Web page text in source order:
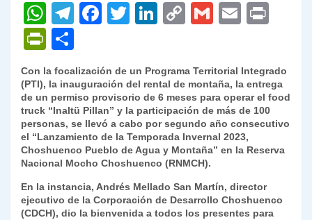
W
h
at
s
A
p
p
T
gr
a
m
F
e
b
o
o
k
T
er
Li
e
dI
n
C
y
Li
n
k
G
l
E
l
P
ri
nt
Fr
ie
n
dl
y
o
m
p
ar
tir
Con la focalización de un Programa Territorial Integrado
(PTI), la inauguración del rental de montaña, la entrega
de un permiso provisorio de 6 meses para operar el food
truck “Inaltü Pillan” y la participación de más de 100
personas, se llevó a cabo por segundo año consecutivo
el “Lanzamiento de la Temporada Invernal 2023,
Choshuenco Pueblo de Agua y Montaña” en la Reserva
Nacional Mocho Choshuenco (RNMCH).
En la instancia, Andrés Mellado San Martín, director
ejecutivo de la Corporación de Desarrollo Choshuenco
(CDCH), dio la bienvenida a todos los presentes para